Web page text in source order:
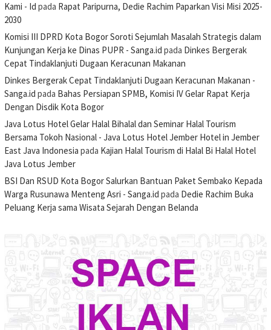
Kami - Id pada Rapat Paripurna, Dedie Rachim Paparkan Visi Misi 2025-
2030
Komisi III DPRD Kota Bogor Soroti Sejumlah Masalah Strategis dalam
Kunjungan Kerja ke Dinas PUPR - Sanga.id pada Dinkes Bergerak
Cepat Tindaklanjuti Dugaan Keracunan Makanan
Dinkes Bergerak Cepat Tindaklanjuti Dugaan Keracunan Makanan -
Sanga.id pada Bahas Persiapan SPMB, Komisi IV Gelar Rapat Kerja
Dengan Disdik Kota Bogor
Java Lotus Hotel Gelar Halal Bihalal dan Seminar Halal Tourism
Bersama Tokoh Nasional - Java Lotus Hotel Jember Hotel in Jember
East Java Indonesia pada Kajian Halal Tourism di Halal Bi Halal Hotel
Java Lotus Jember
BSI Dan RSUD Kota Bogor Salurkan Bantuan Paket Sembako Kepada
Warga Rusunawa Menteng Asri - Sanga.id pada Dedie Rachim Buka
Peluang Kerja sama Wisata Sejarah Dengan Belanda